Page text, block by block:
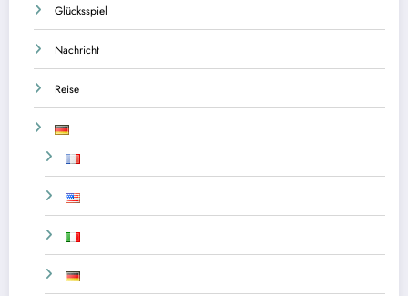
Glücksspiel
Nachricht
Reise